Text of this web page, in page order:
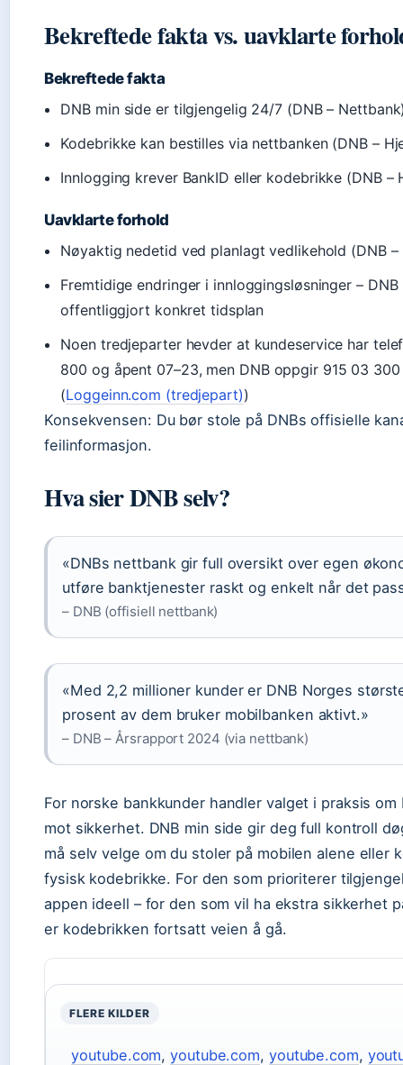
Bekreftede fakta vs. uavklarte
Bekreftede fakta
DNB min side er tilgjengelig 24/7 (DNB –
Kodebrikke kan bestilles via nettbanken (DNB –
Innlogging krever BankID eller kodebrikke (DNB –
Uavklarte forhold
Nøyaktig nedetid ved planlagt vedlikehold (DNB
Fremtidige endringer i innloggingsløsninger – DNB
offentliggjort konkret tidsplan
Noen tredjeparter hevder at kundeservice har
800 og åpent 07–23, men DNB oppgir 915 03
(Loggeinn.com (tredjepart))
Konsekvensen: Du bør stole på DNBs offisielle
feilinformasjon.
Hva sier DNB selv?
«DNBs nettbank gir full oversikt over egen
utføre banktjenester raskt og enkelt når det
– DNB (offisiell nettbank)
«Med 2,2 millioner kunder er DNB Norges
prosent av dem bruker mobilbanken aktivt.»
– DNB – Årsrapport 2024 (via nettbank)
For norske bankkunder handler valget i praksis
mot sikkerhet. DNB min side gir deg full kontroll
må selv velge om du stoler på mobilen alene eller
fysisk kodebrikke. For den som prioriterer
appen ideell – for den som vil ha ekstra sikkerhet
er kodebrikken fortsatt veien å gå.
FLERE KILDER
youtube.com,youtube.com, youtube.com,